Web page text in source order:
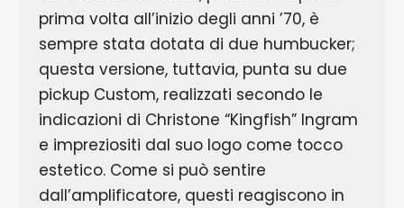
prima volta all’inizio degli anni ’70, è
sempre stata dotata di due humbucker;
questa versione, tuttavia, punta su due
pickup Custom, realizzati secondo le
indicazioni di Christone “Kingfish” Ingram
e impreziositi dal suo logo come tocco
estetico. Come si può sentire
dall’amplificatore, questi reagiscono in